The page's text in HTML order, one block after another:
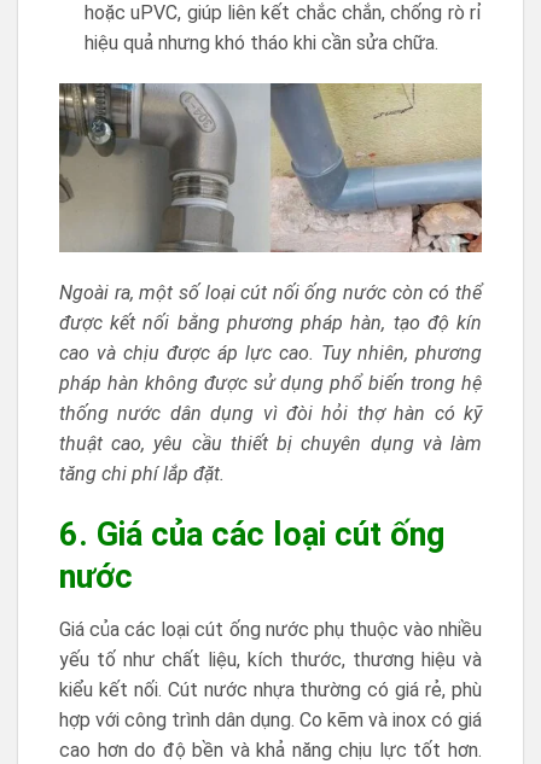
hoặc uPVC, giúp liên kết chắc chắn, chống rò rỉ
hiệu quả nhưng khó tháo khi cần sửa chữa.
Ngoài ra, một số loại cút nối ống nước còn có thể
được kết nối bằng phương pháp hàn, tạo độ kín
cao và chịu được áp lực cao. Tuy nhiên, phương
pháp hàn không được sử dụng phổ biến trong hệ
thống nước dân dụng vì đòi hỏi thợ hàn có kỹ
thuật cao, yêu cầu thiết bị chuyên dụng và làm
tăng chi phí lắp đặt.
6. Giá của các loại cút ống
nước
Giá của các loại cút ống nước phụ thuộc vào nhiều
yếu tố như chất liệu, kích thước, thương hiệu và
kiểu kết nối. Cút nước nhựa thường có giá rẻ, phù
hợp với công trình dân dụng. Co kẽm và inox có giá
cao hơn do độ bền và khả năng chịu lực tốt hơn.